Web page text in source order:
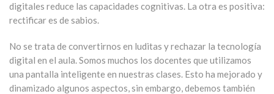
digitales reduce las capacidades cognitivas. La otra es positiva:
rectificar es de sabios.
No se trata de convertirnos en luditas y rechazar la tecnología
digital en el aula. Somos muchos los docentes que utilizamos
una pantalla inteligente en nuestras clases. Esto ha mejorado y
dinamizado algunos aspectos, sin embargo, debemos también